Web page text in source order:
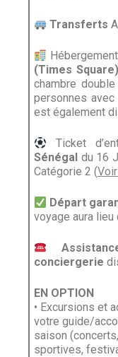
Transferts
Hébergement
(Times Square)
chambre
personnes
est également
Ticket
Sénégal du 16
Catégorie 2 (
Départ
voyage aura lieu
conciergerie
EN OPTION
• Excursions et
votre guide/
saison
sportives,